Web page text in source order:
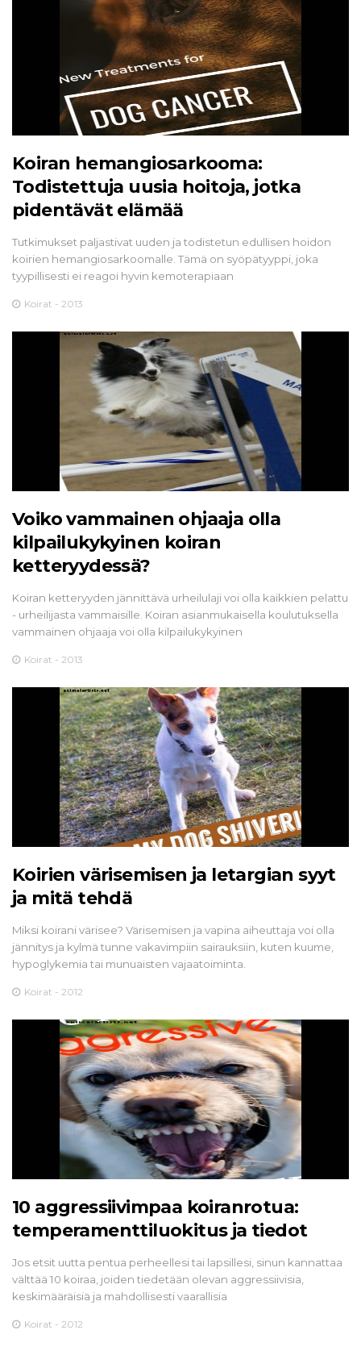
Koiran hemangiosarkooma:
Todistettuja uusia hoitoja, jotka
pidentävät elämää
Tutkimukset paljastivat uuden ja todistetun edullisen hoidon
koirien hemangiosarkoomalle. Tämä on syöpätyyppi, joka
tyypillisesti ei reagoi hyvin kemoterapiaan
Koirat - 2013
Voiko vammainen ohjaaja olla
kilpailukykyinen koiran
ketteryydessä?
Koiran ketteryyden jännittävä urheilulaji voi olla kaikkien pelattu
- urheilijasta vammaisille. Koiran asianmukaisella koulutuksella
vammainen ohjaaja voi olla kilpailukykyinen
Koirat - 2013
Koirien värisemisen ja letargian syyt
ja mitä tehdä
Miksi koirani värisee? Värisemisen ja vapina aiheuttaja voi olla
jännitys ja kylmä tunne vakavimpiin sairauksiin, kuten kuume,
hypoglykemia tai munuaisten vajaatoiminta.
Koirat - 2012
10 aggressiivimpaa koiranrotua:
temperamenttiluokitus ja tiedot
Jos etsit uutta pentua perheellesi tai lapsillesi, sinun kannattaa
välttää 10 koiraa, joiden tiedetään olevan aggressiivisia,
keskimääräisiä ja mahdollisesti vaarallisia
Koirat - 2012